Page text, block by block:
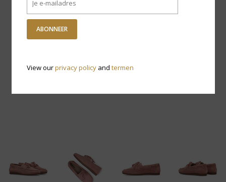
ABONNEER
View ourprivacy policyand termen